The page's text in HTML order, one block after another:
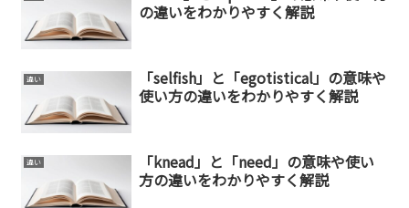
の違いをわかりやすく解説
違い
「selfish」と「egotistical」の意味や
使い方の違いをわかりやすく解説
違い
「knead」と「need」の意味や使い
方の違いをわかりやすく解説